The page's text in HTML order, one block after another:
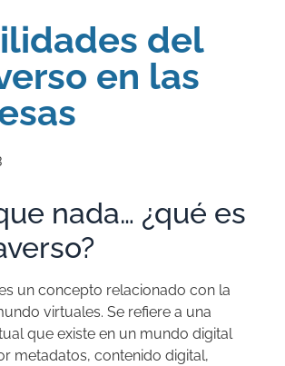
del
en las
nada… ¿qué es
un concepto relacionado con la
virtuales. Se refiere a una
que existe en un mundo digital
metadatos, contenido digital,